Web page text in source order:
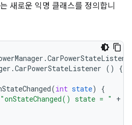
새로운 익명 클래스를 정의합니
.
.CarPowerStateListener ()
{
(int state)
{
"onStateChanged() state = " +